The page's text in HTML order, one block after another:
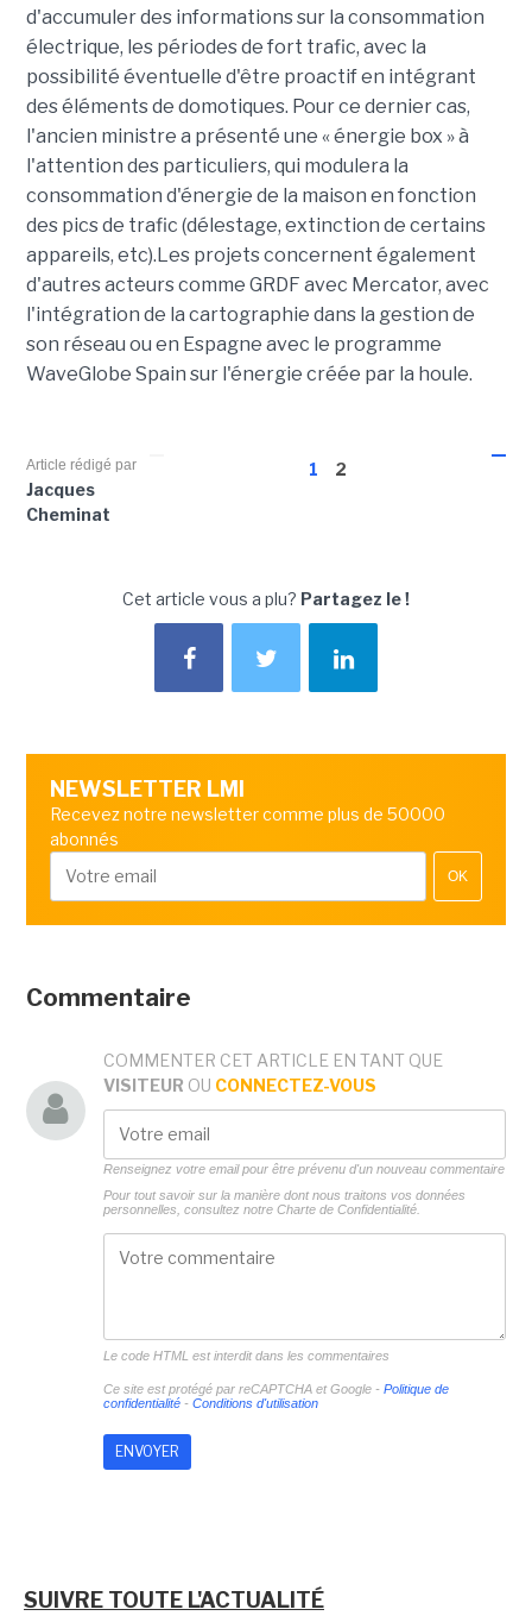
d'accumuler des informations sur la consommation
électrique, les périodes de fort trafic, avec la
possibilité éventuelle d'être proactif en intégrant
des éléments de domotiques. Pour ce dernier cas,
l'ancien ministre a présenté une « énergie box » à
l'attention des particuliers, qui modulera la
consommation d'énergie de la maison en fonction
des pics de trafic (délestage, extinction de certains
appareils, etc).Les projets concernent également
d'autres acteurs comme GRDF avec Mercator, avec
l'intégration de la cartographie dans la gestion de
son réseau ou en Espagne avec le programme
WaveGlobe Spain sur l'énergie créée par la houle.
1 2
Article rédigé par
Jacques
Cheminat
Cet article vous a plu? Partagez le !
NEWSLETTER LMI
Recevez notre newsletter comme plus de 50000
abonnés
OK
Commentaire
COMMENTER CET ARTICLE EN TANT QUE
VISITEUR OU CONNECTEZ-VOUS
Renseignez votre email pour être prévenu d'un nouveau commentaire
Pour tout savoir sur la manière dont nous traitons vos données
personnelles, consultez notre Charte de Confidentialité.
Le code HTML est interdit dans les commentaires
Ce site est protégé par reCAPTCHA et Google - Politique de
confidentialité- Conditions d'utilisation
SUIVRE TOUTE L'ACTUALITÉ